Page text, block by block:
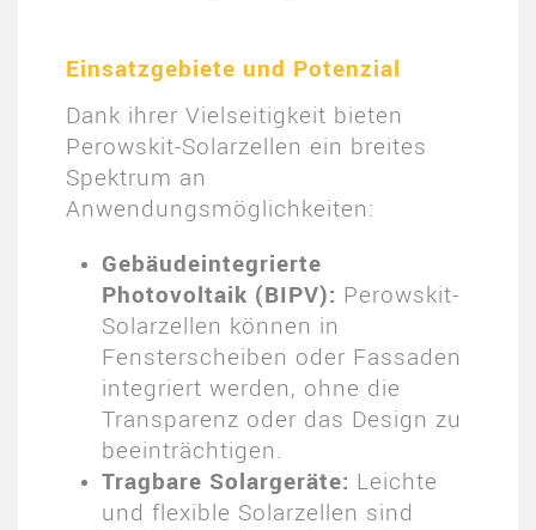
Einsatzgebiete und Potenzial
Dank ihrer Vielseitigkeit bieten
Perowskit-Solarzellen ein breites
Spektrum an
Anwendungsmöglichkeiten:
Gebäudeintegrierte
Photovoltaik (BIPV): Perowskit-
Solarzellen können in
Fensterscheiben oder Fassaden
integriert werden, ohne die
Transparenz oder das Design zu
beeinträchtigen.
Tragbare Solargeräte: Leichte
und flexible Solarzellen sind